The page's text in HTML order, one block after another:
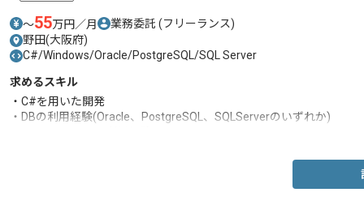
〜55万円／月 業務委託 (フリーランス)
野田(大阪府)
C#/Windows/Oracle/PostgreSQL/SQL Server
求めるスキル
・C#を用いた開発
・DBの利用経験(Oracle、PostgreSQL、SQLServerのいずれか)